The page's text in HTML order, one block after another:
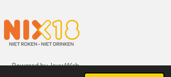
Powered byJouwWeb